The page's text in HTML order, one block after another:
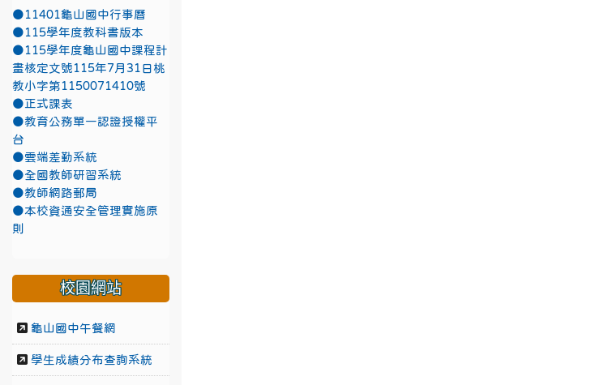
●11401龜山國中行事曆
●115學年度教科書版本
●115學年度龜山國中課程計
畫核定文號115年7月31日桃
教小字第1150071410號
●正式課表
●教育公務單一認證授權平
台
●雲端差勤系統
●全國教師研習系統
●教師網路郵局
●本校資通安全管理實施原
則
校園網站
龜山國中午餐網
學生成績分布查詢系統